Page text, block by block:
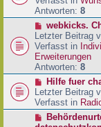
i
t
a
g
e
r
B
e
i
t
r
a
g
Antworten: 8
N
e
u
e
r
B
e
i
t
webkicks.
Letzter Beitrag
Verfasst in
Erweiterungen
Antworten: 8
N
e
u
e
Hilfe fuer
Letzter Beitrag
Verfasst in
N